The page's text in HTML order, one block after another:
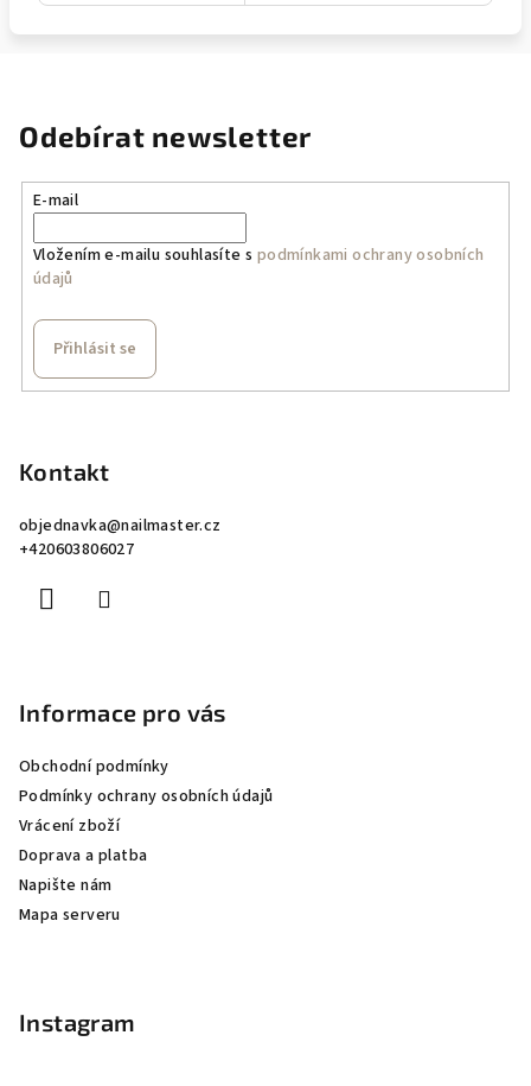
Odebírat newsletter
E-mail
Vložením e-mailu souhlasíte s podmínkami ochrany osobních
údajů
Přihlásit se
Kontakt
objednavka@nailmaster.cz
+420603806027
Informace pro vás
Obchodní podmínky
Podmínky ochrany osobních údajů
Vrácení zboží
Doprava a platba
Napište nám
Mapa serveru
Instagram